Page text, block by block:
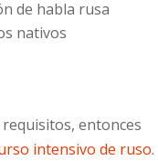
de habla rusa
nativos
entonces
intensivo de ruso.